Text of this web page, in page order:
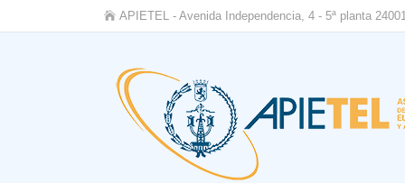
APIETEL - Avenida Independencia, 4 - 5ª planta